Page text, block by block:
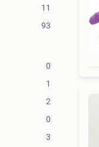
11
93
0
1
2
0
3